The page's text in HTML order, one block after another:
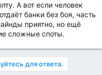
А вот если человек
банки без боя, часть
приятно, но ещё
сложные споты.
для ответа.